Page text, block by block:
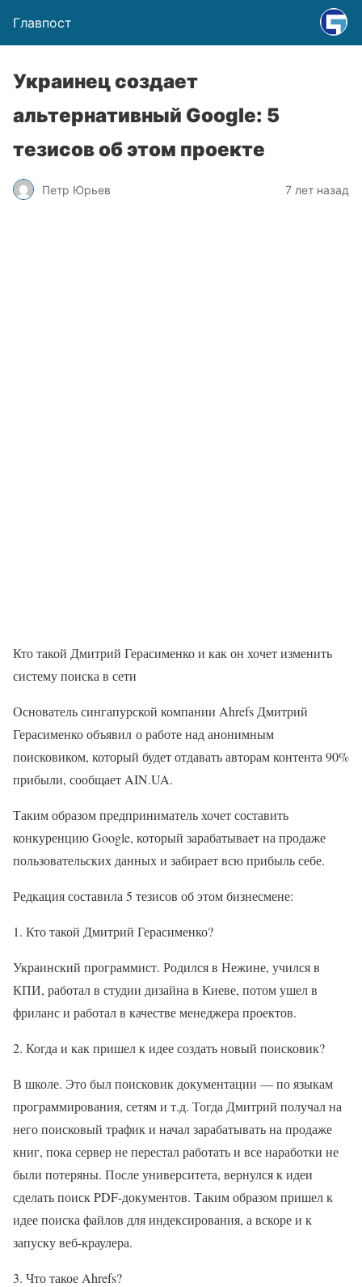
Главпост
Украинец создает
альтернативный Google: 5
тезисов об этом проекте
Петр Юрьев 7 лет назад
Кто такой Дмитрий Герасименко и как он хочет изменить
систему поиска в сети
Основатель сингапурской компании Ahrefs Дмитрий
Герасименко объявил о работе над анонимным
поисковиком, который будет отдавать авторам контента 90%
прибыли, сообщает AIN.UA.
Таким образом предприниматель хочет составить
конкуренцию Google, который зарабатывает на продаже
пользовательских данных и забирает всю прибыль себе.
Редкация составила 5 тезисов об этом бизнесмене:
1. Кто такой Дмитрий Герасименко?
Украинский программист. Родился в Нежине, учился в
КПИ, работал в студии дизайна в Киеве, потом ушел в
фриланс и работал в качестве менеджера проектов.
2. Когда и как пришел к идее создать новый поисковик?
В школе. Это был поисковик документации — по языкам
программирования, сетям и т.д. Тогда Дмитрий получал на
него поисковый трафик и начал зарабатывать на продаже
книг, пока сервер не перестал работать и все наработки не
были потеряны. После университета, вернулся к идеи
сделать поиск PDF-документов. Таким образом пришел к
идее поиска файлов для индексирования, а вскоре и к
запуску веб-краулера.
3. Что такое Ahrefs?